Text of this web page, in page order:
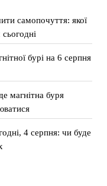
самопочуття: якої
бурі на 6 серпня
магнітна буря
4 серпня: чи буде